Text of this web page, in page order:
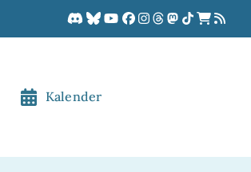
Kalender